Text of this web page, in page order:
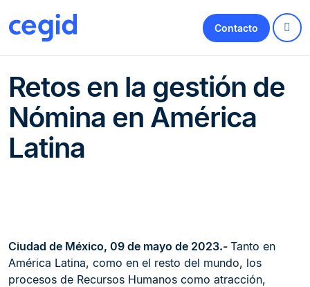
Contacto
Retos en la gestión de
Nómina en América
Latina
Ciudad de México, 09 de mayo de 2023.- Tanto en
América Latina, como en el resto del mundo, los
procesos de Recursos Humanos como atracción,